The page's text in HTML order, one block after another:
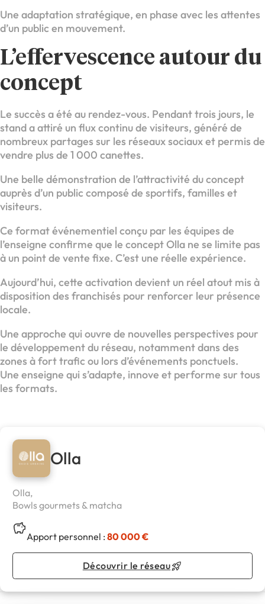
Une adaptation stratégique, en phase avec les attentes
d’un public en mouvement.
L’effervescence autour du
concept
Le succès a été au rendez-vous. Pendant trois jours, le
stand a attiré un flux continu de visiteurs, généré de
nombreux partages sur les réseaux sociaux et permis de
vendre plus de 1 000 canettes.
Une belle démonstration de l’attractivité du concept
auprès d’un public composé de sportifs, familles et
visiteurs.
Ce format événementiel conçu par les équipes de
l’enseigne confirme que le concept Olla ne se limite pas
à un point de vente fixe. C’est une réelle expérience.
Aujourd’hui, cette activation devient un réel atout mis à
disposition des franchisés pour renforcer leur présence
locale.
Une approche qui ouvre de nouvelles perspectives pour
le développement du réseau, notamment dans des
zones à fort trafic ou lors d’événements ponctuels.
Une enseigne qui s’adapte, innove et performe sur tous
les formats.
Olla
Olla,
Bowls gourmets & matcha
Apport personnel :80 000 €
Découvrir le réseau